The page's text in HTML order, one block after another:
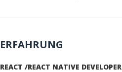
ERFAHRUNG
REACT /REACT NATIVE DEVELOPER